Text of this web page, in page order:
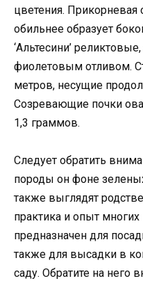
цветения. Прикорневая
обильнее образует
‘Альтесини’
фиолетовым отливом.
метров, несущие
Созревающие почки
1,3 граммов.
Следует обратить
породы он фоне
также выглядят
практика и опыт
предназначен для
также для высадки в
саду. Обратите на него